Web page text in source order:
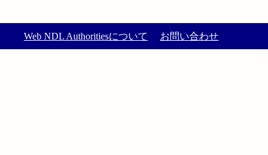
Web NDL Authoritiesについて お問い合わせ